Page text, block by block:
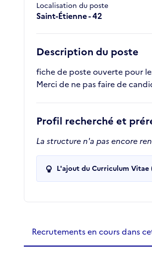
Localisation du poste
Saint-Étienne - 42
Description du poste
fiche de poste ouverte pour
Merci de ne pas faire de
Profil recherché et
La structure n'a pas encore
L'ajout du Curriculum
Recrutements de la
Recrutements en cours dans